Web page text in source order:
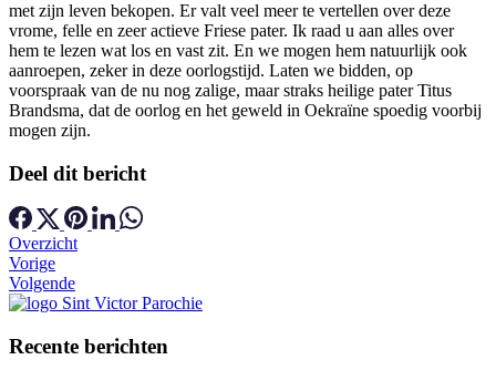
met zijn leven bekopen. Er valt veel meer te vertellen over deze
vrome, felle en zeer actieve Friese pater. Ik raad u aan alles over
hem te lezen wat los en vast zit. En we mogen hem natuurlijk ook
aanroepen, zeker in deze oorlogstijd. Laten we bidden, op
voorspraak van de nu nog zalige, maar straks heilige pater Titus
Brandsma, dat de oorlog en het geweld in Oekraïne spoedig voorbij
mogen zijn.
Deel dit bericht
Overzicht
Vorige
Volgende
Recente berichten